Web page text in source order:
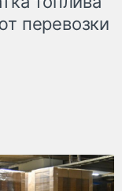
перевозки